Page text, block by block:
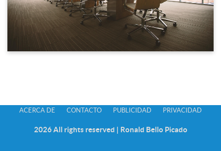
ACERCA DE CONTACTO PUBLICIDAD PRIVACIDAD
2026 All rights reserved | Ronald Bello Picado